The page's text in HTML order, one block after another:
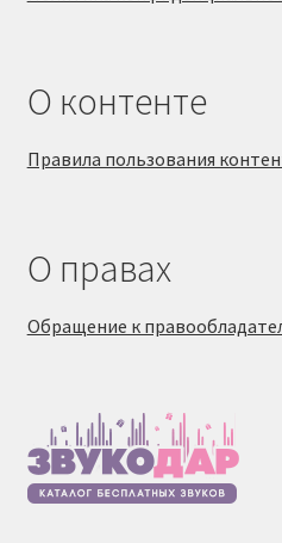
О контенте
Правила пользования
О правах
Обращение к